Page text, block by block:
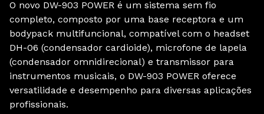
O novo DW-903 POWER é um sistema sem fio
completo, composto por uma base receptora e um
bodypack multifuncional, compatível com o headset
DH-06 (condensador cardioide), microfone de lapela
(condensador omnidirecional) e transmissor para
instrumentos musicais, o DW-903 POWER oferece
versatilidade e desempenho para diversas aplicações
profissionais.